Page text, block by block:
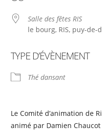
Salle des fêtes RIS
le bourg, RIS, puy-de-
TYPE D’ÉVÈNEMENT
Thé dansant
Le Comité d’animation de
animé par Damien